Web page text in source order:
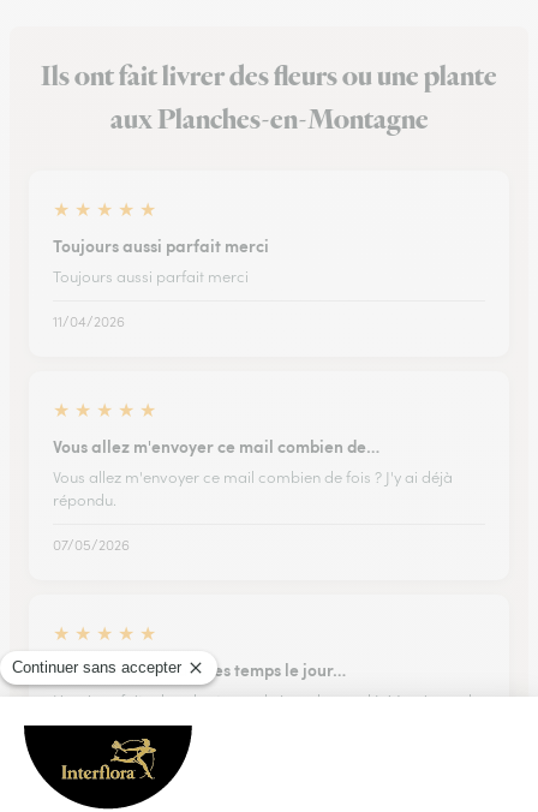
Ils ont fait livrer des fleurs ou une plante
aux Planches-en-Montagne
★ ★ ★ ★ ★
Toujours aussi parfait merci
Toujours aussi parfait merci
11/04/2026
★ ★ ★ ★ ★
Vous allez m'envoyer ce mail combien de…
Vous allez m'envoyer ce mail combien de fois ? J'y ai déjà
répondu.
07/05/2026
★ ★ ★ ★ ★
Livraison faite dans les temps le jour…
Livraison faite dans les temps le jour demandé. Merci pour le
service rendu.
22/06/2026